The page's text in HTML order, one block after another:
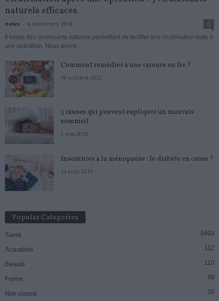
naturels efficaces
news - 6 novembre 2018 0
Il existe des cicatrisants naturels permettant de faciliter une cicatrisation suite à
une opération. Nous avons ...
Comment remédier à une carence en fer ?
19 octobre 2022
3 causes qui peuvent expliquer un mauvais
sommeil
3 mai 2018
Insomnies à la ménopause : le diabète en cause ?
14 août 2019
Popular Categories
Santé 5493
Actualités 112
Beauté 110
Forme 49
Non classé 33